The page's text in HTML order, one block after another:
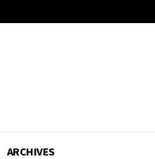
ARCHIVES